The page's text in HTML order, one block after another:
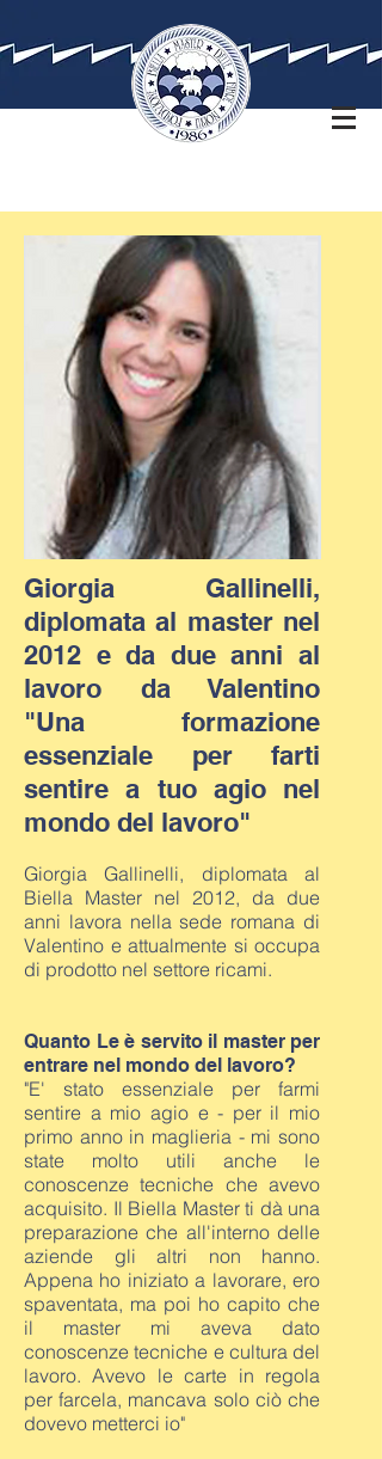
Giorgia Gallinelli,
diplomata al master nel
2012 e da due anni al
lavoro da Valentino
"Una formazione
essenziale per farti
sentire a tuo agio nel
mondo del lavoro"
Giorgia Gallinelli, diplomata al
Biella Master nel 2012, da due
anni lavora nella sede romana di
Valentino e attualmente si occupa
di prodotto nel settore ricami.
Quanto Le è servito il master per
entrare nel mondo del lavoro?
"E' stato essenziale per farmi
sentire a mio agio e - per il mio
primo anno in maglieria - mi sono
state molto utili anche le
conoscenze tecniche che avevo
acquisito. Il Biella Master ti dà una
preparazione che all'interno delle
aziende gli altri non hanno.
Appena ho iniziato a lavorare, ero
spaventata, ma poi ho capito che
il master mi aveva dato
conoscenze tecniche e cultura del
lavoro. Avevo le carte in regola
per farcela, mancava solo ciò che
dovevo metterci io"